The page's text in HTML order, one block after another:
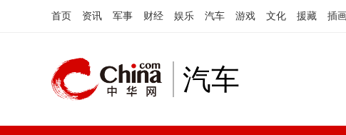
首页 资讯 军事 财经 娱乐 汽车 游戏 文化 援藏 插
汽车